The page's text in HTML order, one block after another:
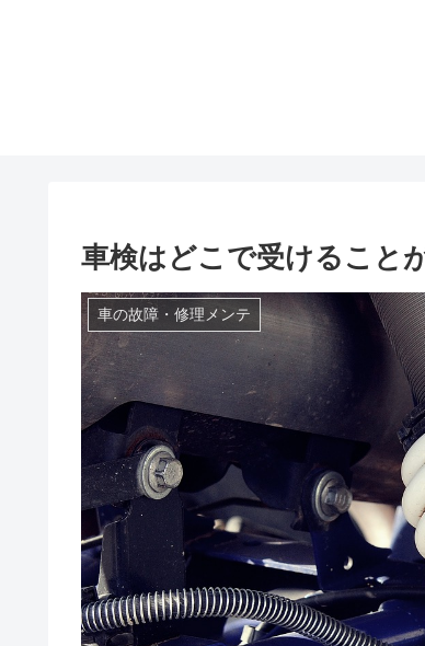
車検はどこで受けること
車の故障・修理メンテ